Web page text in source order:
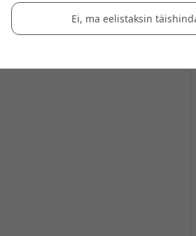
Jaemüüjad:Ei, ma eelistaksin